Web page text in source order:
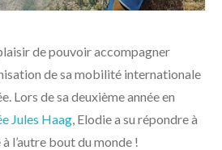
de pouvoir accompagner
de sa mobilité internationale
Lors de sa deuxième année en
Jules Haag, Elodie a su répondre à
l’autre bout du monde !